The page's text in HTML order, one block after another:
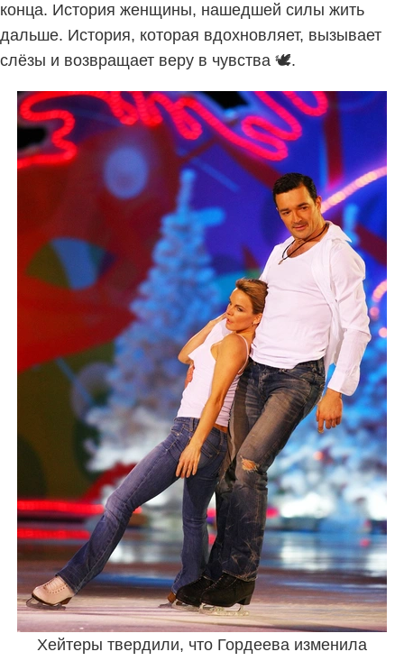
конца. История женщины, нашедшей силы жить
дальше. История, которая вдохновляет, вызывает
слёзы и возвращает веру в чувства 🕊️.
Хейтеры твердили, что Гордеева изменила